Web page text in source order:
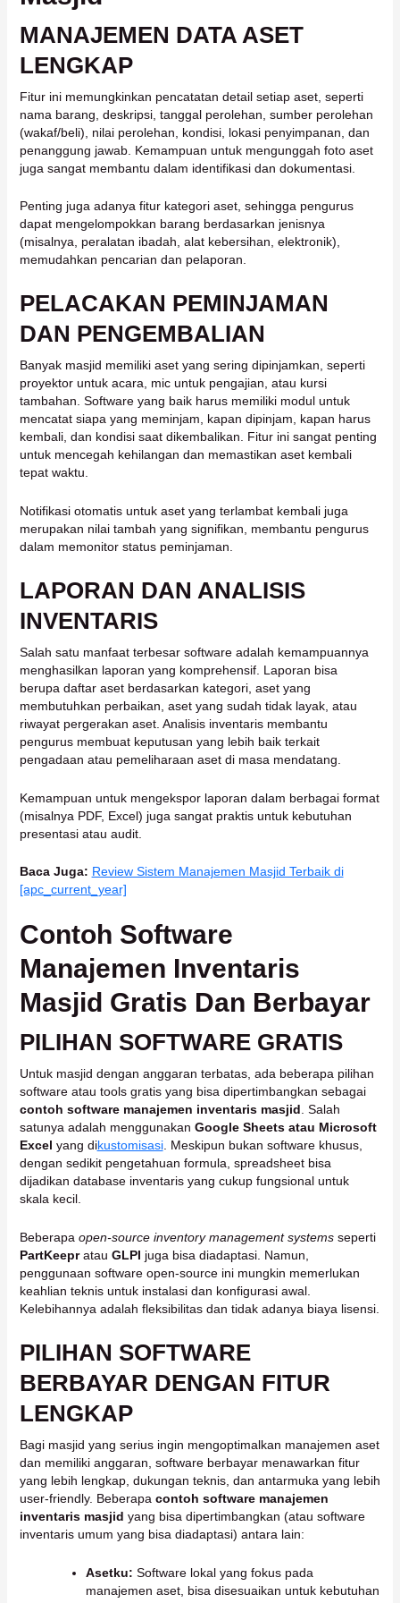
MANAJEMEN DATA ASET
LENGKAP
Fitur ini memungkinkan pencatatan detail setiap aset, seperti
nama barang, deskripsi, tanggal perolehan, sumber perolehan
(wakaf/beli), nilai perolehan, kondisi, lokasi penyimpanan, dan
penanggung jawab. Kemampuan untuk mengunggah foto aset
juga sangat membantu dalam identifikasi dan dokumentasi.
Penting juga adanya fitur kategori aset, sehingga pengurus
dapat mengelompokkan barang berdasarkan jenisnya
(misalnya, peralatan ibadah, alat kebersihan, elektronik),
memudahkan pencarian dan pelaporan.
PELACAKAN PEMINJAMAN
DAN PENGEMBALIAN
Banyak masjid memiliki aset yang sering dipinjamkan, seperti
proyektor untuk acara, mic untuk pengajian, atau kursi
tambahan. Software yang baik harus memiliki modul untuk
mencatat siapa yang meminjam, kapan dipinjam, kapan harus
kembali, dan kondisi saat dikembalikan. Fitur ini sangat penting
untuk mencegah kehilangan dan memastikan aset kembali
tepat waktu.
Notifikasi otomatis untuk aset yang terlambat kembali juga
merupakan nilai tambah yang signifikan, membantu pengurus
dalam memonitor status peminjaman.
LAPORAN DAN ANALISIS
INVENTARIS
Salah satu manfaat terbesar software adalah kemampuannya
menghasilkan laporan yang komprehensif. Laporan bisa
berupa daftar aset berdasarkan kategori, aset yang
membutuhkan perbaikan, aset yang sudah tidak layak, atau
riwayat pergerakan aset. Analisis inventaris membantu
pengurus membuat keputusan yang lebih baik terkait
pengadaan atau pemeliharaan aset di masa mendatang.
Kemampuan untuk mengekspor laporan dalam berbagai format
(misalnya PDF, Excel) juga sangat praktis untuk kebutuhan
presentasi atau audit.
Baca Juga: Review Sistem Manajemen Masjid Terbaik di
[apc_current_year]
Contoh Software
Manajemen Inventaris
Masjid Gratis Dan Berbayar
PILIHAN SOFTWARE GRATIS
Untuk masjid dengan anggaran terbatas, ada beberapa pilihan
software atau tools gratis yang bisa dipertimbangkan sebagai
contoh software manajemen inventaris masjid. Salah
satunya adalah menggunakan Google Sheets atau Microsoft
Excel yang dikustomisasi. Meskipun bukan software khusus,
dengan sedikit pengetahuan formula, spreadsheet bisa
dijadikan database inventaris yang cukup fungsional untuk
skala kecil.
Beberapa open-source inventory management systemsseperti
PartKeepratau GLPI juga bisa diadaptasi. Namun,
penggunaan software open-source ini mungkin memerlukan
keahlian teknis untuk instalasi dan konfigurasi awal.
Kelebihannya adalah fleksibilitas dan tidak adanya biaya lisensi.
PILIHAN SOFTWARE
BERBAYAR DENGAN FITUR
LENGKAP
Bagi masjid yang serius ingin mengoptimalkan manajemen aset
dan memiliki anggaran, software berbayar menawarkan fitur
yang lebih lengkap, dukungan teknis, dan antarmuka yang lebih
user-friendly. Beberapa contoh software manajemen
inventaris masjid yang bisa dipertimbangkan (atau software
inventaris umum yang bisa diadaptasi) antara lain:
Asetku: Software lokal yang fokus pada
manajemen aset, bisa disesuaikan untuk kebutuhan